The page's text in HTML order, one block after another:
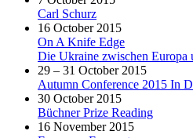
Carl Schurz
16 October 2015
On A Knife Edge
Die Ukraine zwischen Europa
29 – 31 October 2015
Autumn Conference 2015 In
30 October 2015
Büchner Prize Reading
16 November 2015